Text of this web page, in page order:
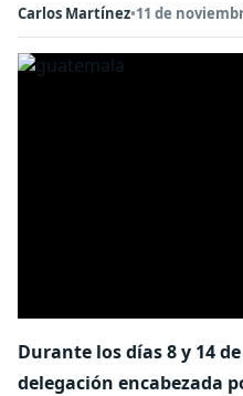
Carlos Martínez•11 de
Durante los días 8 y 14
delegación encabezada